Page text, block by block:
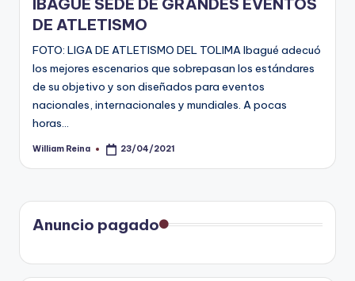
IBAGUE SEDE DE GRANDES EVENTOS
DE ATLETISMO
FOTO: LIGA DE ATLETISMO DEL TOLIMA Ibagué adecuó
los mejores escenarios que sobrepasan los estándares
de su objetivo y son diseñados para eventos
nacionales, internacionales y mundiales. A pocas
horas…
Publicado
William Reina 23/04/2021
Anuncio pagado